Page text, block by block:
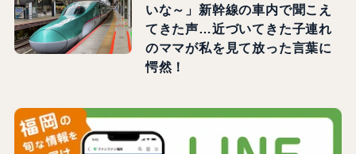
いな～」新幹線の車内で聞こえ
てきた声…近づいてきた子連れ
のママが私を見て放った言葉に
愕然！